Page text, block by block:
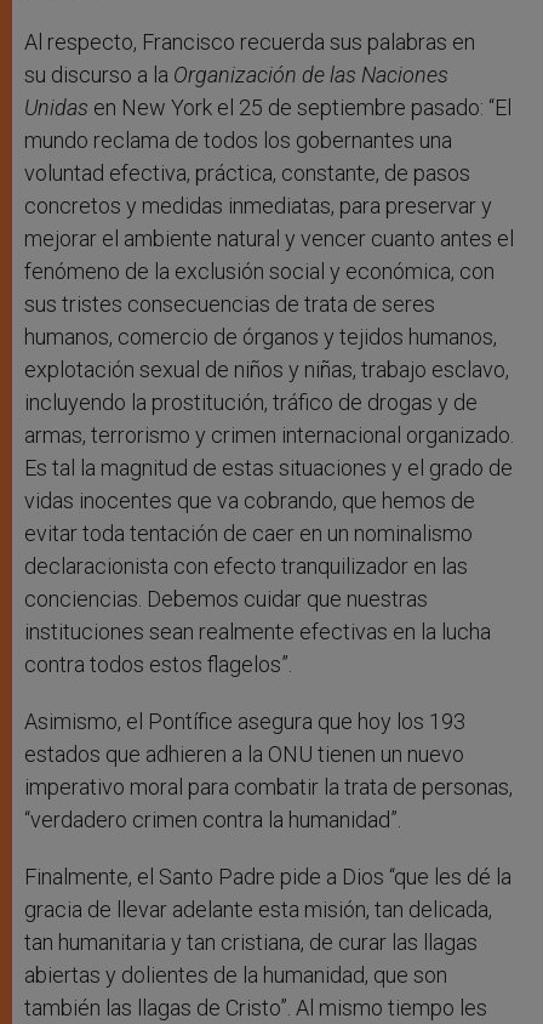
Al respecto, Francisco recuerda sus palabras en
su discurso a la Organización de las Naciones
Unidas en New York el 25 de septiembre pasado: “El
mundo reclama de todos los gobernantes una
voluntad efectiva, práctica, constante, de pasos
concretos y medidas inmediatas, para preservar y
mejorar el ambiente natural y vencer cuanto antes el
fenómeno de la exclusión social y económica, con
sus tristes consecuencias de trata de seres
humanos, comercio de órganos y tejidos humanos,
explotación sexual de niños y niñas, trabajo esclavo,
incluyendo la prostitución, tráfico de drogas y de
armas, terrorismo y crimen internacional organizado.
Es tal la magnitud de estas situaciones y el grado de
vidas inocentes que va cobrando, que hemos de
evitar toda tentación de caer en un nominalismo
declaracionista con efecto tranquilizador en las
conciencias. Debemos cuidar que nuestras
instituciones sean realmente efectivas en la lucha
contra todos estos flagelos”.
Asimismo, el Pontífice asegura que hoy los 193
estados que adhieren a la ONU tienen un nuevo
imperativo moral para combatir la trata de personas,
“verdadero crimen contra la humanidad”.
Finalmente, el Santo Padre pide a Dios “que les dé la
gracia de llevar adelante esta misión, tan delicada,
tan humanitaria y tan cristiana, de curar las llagas
abiertas y dolientes de la humanidad, que son
también las llagas de Cristo”. Al mismo tiempo les